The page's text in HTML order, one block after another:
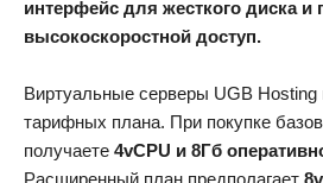
интерфейс для жесткого диска и
высокоскоростной доступ.
Виртуальные серверы UGB
тарифных плана. При покупке
получаете 4vCPU и 8Гб